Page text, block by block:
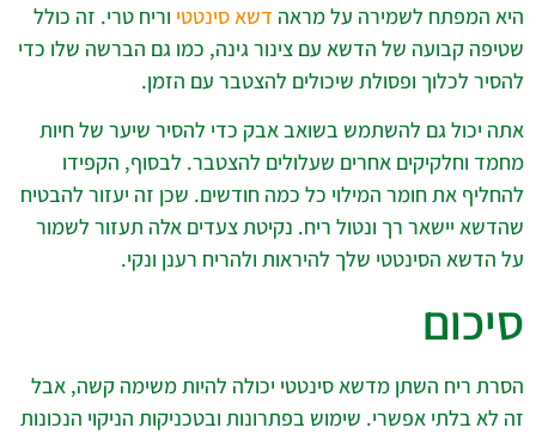
היא המפתח לשמירה על מראה דשא סינטטי וריח טרי. זה כולל
שטיפה קבועה של הדשא עם צינור גינה, כמו גם הברשה שלו כדי
להסיר לכלוך ופסולת שיכולים להצטבר עם הזמן.
אתה יכול גם להשתמש בשואב אבק כדי להסיר שיער של חיות
מחמד וחלקיקים אחרים שעלולים להצטבר. לבסוף, הקפידו
להחליף את חומר המילוי כל כמה חודשים. שכן זה יעזור להבטיח
שהדשא יישאר רך ונטול ריח. נקיטת צעדים אלה תעזור לשמור
על הדשא הסינטטי שלך להיראות ולהריח רענן ונקי.
סיכום
הסרת ריח השתן מדשא סינטטי יכולה להיות משימה קשה, אבל
זה לא בלתי אפשרי. שימוש בפתרונות ובטכניקות הניקוי הנכונות